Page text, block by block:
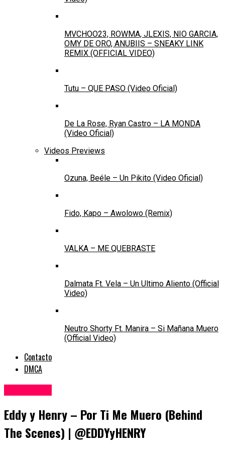
MVCHOO23, ROWMA, JLEXIS, NIO GARCIA,
OMY DE ORO, ANUBIIS – SNEAKY LINK
REMIX (OFFICIAL VIDEO)
Tutu – QUE PASO (Video Oficial)
De La Rose, Ryan Castro – LA MONDA
(Video Oficial)
Videos Previews
Ozuna, Beéle – Un Pikito (Video Oficial)
Fido, Kapo – Awolowo (Remix)
VALKA – ME QUEBRASTE
Dalmata Ft. Vela – Un Ultimo Aliento (Official
Video)
Neutro Shorty Ft. Manira – Si Mañana Muero
(Official Video)
Contacto
DMCA
Eddy y Henry – Por Ti Me Muero (Behind
The Scenes) | @EDDYyHENRY